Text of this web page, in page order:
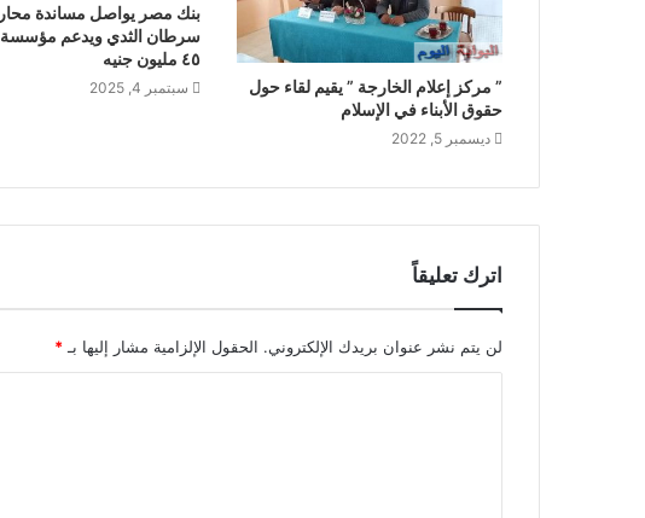
” مركز إعلام الخارجة ” يقيم لقاء حول
حقوق الأبناء في الإسلام
ديسمبر 5, 2022
بنك مصر يواصل مساندة
سرطان الثدي ويدعم مؤسسة
٤٥ مليون جنيه
سبتمبر 4, 2025
اترك تعليقاً
لن يتم نشر عنوان بريدك الإلكتروني. الحقول الإلزامية مشار إليها بـ*